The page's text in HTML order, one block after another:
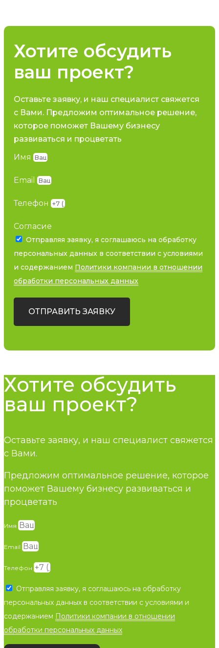
Хотите обсудить
ваш проект?
Оставьте заявку, и наш специалист свяжется
с Вами. Предложим оптимальное решение,
которое поможет Вашему бизнесу
развиваться и процветать
Имя
Email
Телефон
Согласие
Отправляя заявку, я соглашаюсь на обработку
персональных данных в соответствии с условиями
и содержанием Политики компании в отношении
обработки персональных данных
ОТПРАВИТЬ ЗАЯВКУ
Хотите обсудить
ваш проект?
Оставьте заявку, и наш специалист свяжется
с Вами.
Предложим оптимальное решение, которое
поможет Вашему бизнесу развиваться и
процветать
Имя
Email
Телефон
Отправляя заявку, я соглашаюсь на обработку
персональных данных в соответствии с условиями и
содержанием Политики компании в отношении
обработки персональных данных